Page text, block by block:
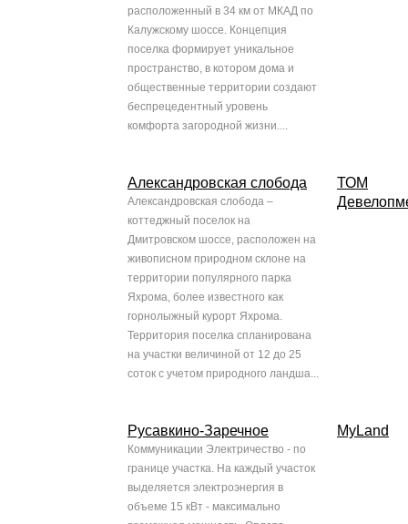
расположенный в 34 км от МКАД по
Калужскому шоссе. Концепция
поселка формирует уникальное
пространство, в котором дома и
общественные территории создают
беспрецедентный уровень
комфорта загородной жизни....
Александровская слобода
Александровская слобода –
коттеджный поселок на
Дмитровском шоссе, расположен на
живописном природном склоне на
территории популярного парка
Яхрома, более известного как
горнолыжный курорт Яхрома.
Территория поселка спланирована
на участки величиной от 12 до 25
соток с учетом природного ландша...
ТОМ
Русавкино-Заречное
Коммуникации Электричество - по
границе участка. На каждый участок
выделяется электроэнергия в
объеме 15 кВт - максимально
MyLand